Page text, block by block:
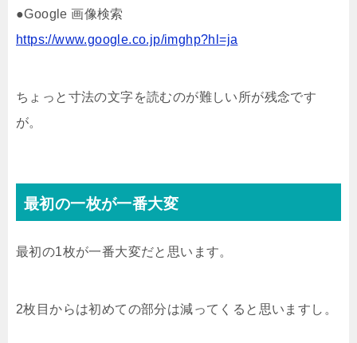
●Google 画像検索
https://www.google.co.jp/imghp?hl=ja
ちょっと寸法の文字を読むのが難しい所が残念です
が。
最初の一枚が一番大変
最初の1枚が一番大変だと思います。
2枚目からは初めての部分は減ってくると思いますし。